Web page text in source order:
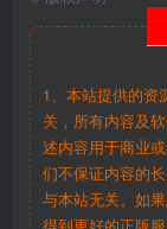
1、本站提供的资
关，所有内容及
述内容用于商业
们不保证内容的
与本站无关。如